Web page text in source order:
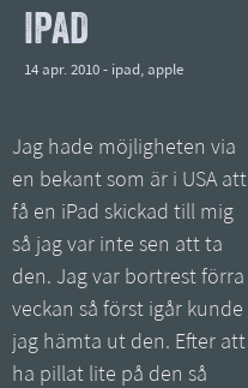
IPAD
14 apr. 2010 - ipad, apple
Jag hade möjligheten via
en bekant som är i USA att
få en iPad skickad till mig
så jag var inte sen att ta
den. Jag var bortrest förra
veckan så först igår kunde
jag hämta ut den. Efter att
ha pillat lite på den så